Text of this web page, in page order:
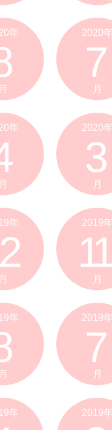
年
月
2020
7
月
年
月
2020
3
月
年
月
2019
11
月
年
月
2019
7
月
年 2019